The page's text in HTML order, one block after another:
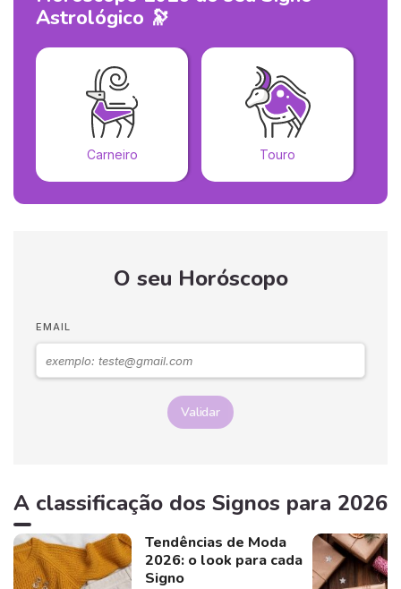
Astrológico 🔭
Carneiro Touro
O seu Horóscopo
EMAIL
Validar
A classificação dos Signos para 2026
Tendências de Moda
2026: o look para cada
Signo